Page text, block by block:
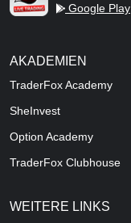
Google Play
AKADEMIEN
TraderFox Academy
SheInvest
Option Academy
TraderFox Clubhouse
WEITERE LINKS